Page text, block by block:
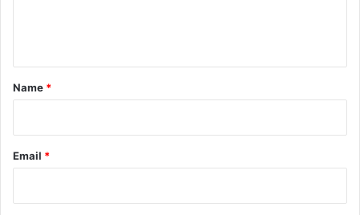
*
Name *
Email *